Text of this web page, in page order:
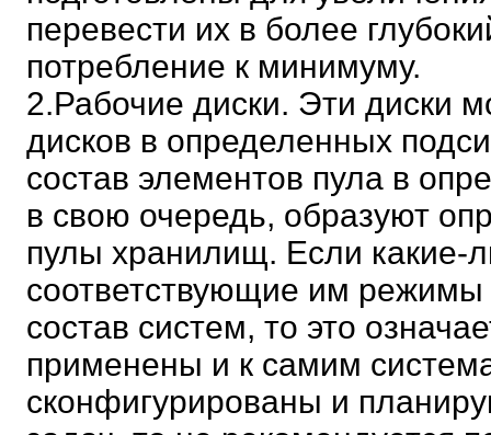
перевести их в более
потребление к минимуму.
2.Рабочие диски. Эти диски
дисков в определенных
состав элементов пула в
в свою очередь, образуют
пулы хранилищ. Если какие-
соответствующие им
состав систем, то это
применены и к самим
сконфигурированы и